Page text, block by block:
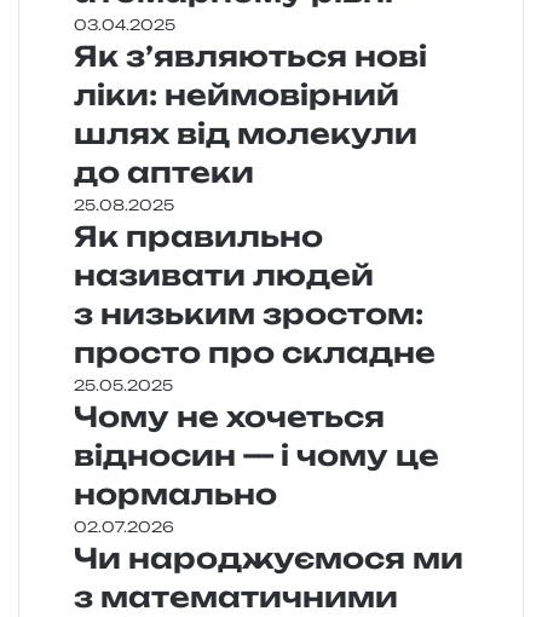
03.04.2025
Як з’являються нові
ліки: неймовірний
шлях від молекули
до аптеки
25.08.2025
Як правильно
називати людей
з низьким зростом:
просто про складне
25.05.2025
Чому не хочеться
відносин — і чому це
нормально
02.07.2026
Чи народжуємося ми
з математичними